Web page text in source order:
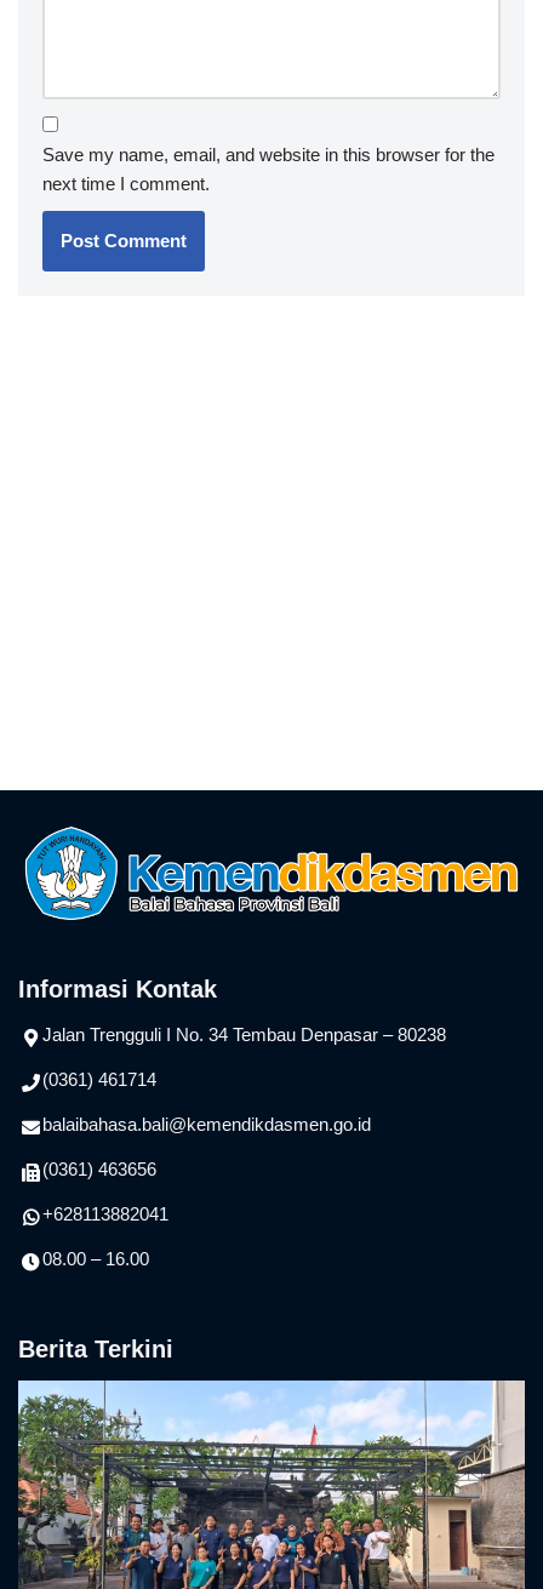
Save my name, email, and website in this browser for the
next time I comment.
Informasi Kontak
Jalan Trengguli I No. 34 Tembau Denpasar – 80238
(0361) 461714
balaibahasa.bali@kemendikdasmen.go.id
(0361) 463656
+628113882041
08.00 – 16.00
Berita Terkini